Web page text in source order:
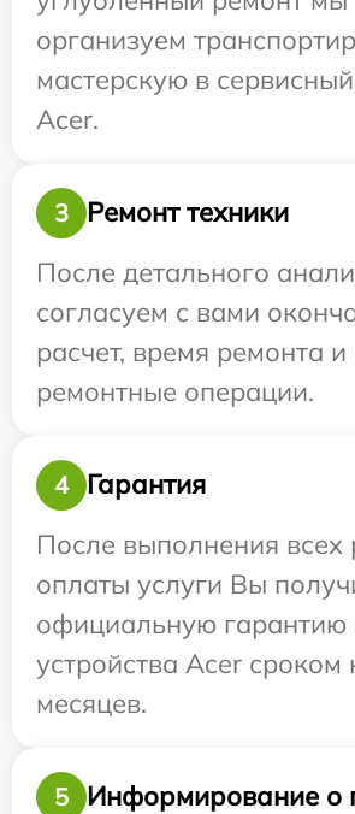
организуем
мастерскую в
Acer.
3
Ремонт техники
После детального
согласуем с вами
расчет, время ремонта
ремонтные операции.
4
Гарантия
После выполнения всех
оплаты услуги Вы
официальную гарантию
устройства Acer сроком
месяцев.
5
Информирование о